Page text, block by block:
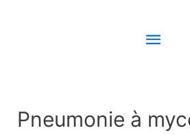
Menu
Pneumonie à